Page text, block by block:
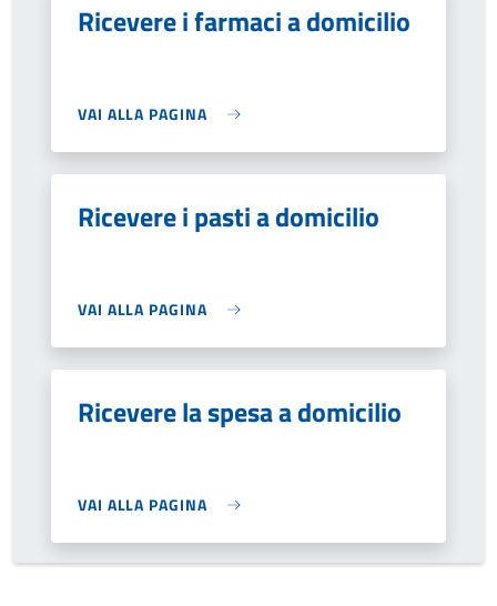
Ricevere i farmaci a domicilio
VAI ALLA PAGINA
Ricevere i pasti a domicilio
VAI ALLA PAGINA
Ricevere la spesa a domicilio
VAI ALLA PAGINA